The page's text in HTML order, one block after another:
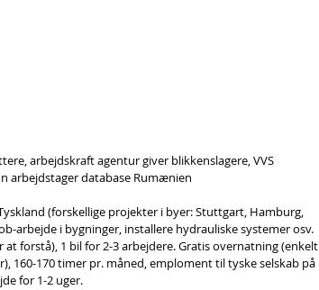
arbejdskraft agentur giver blikkenslagere, VVS
arbejdstager database Rumænien
(forskellige projekter i byer: Stuttgart, Hamburg,
arbejde i bygninger, installere hydrauliske systemer osv.
forstå), 1 bil for 2-3 arbejdere. Gratis overnatning (enkelt
160-170 timer pr. måned, emploment til tyske selskab på
for 1-2 uger.